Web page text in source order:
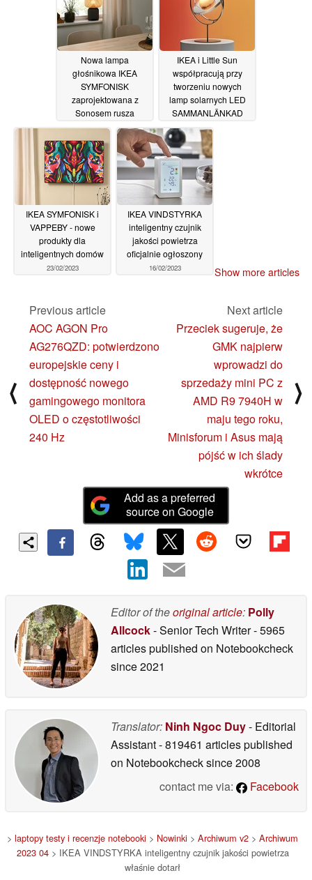
Nowa lampa
głośnikowa IKEA
SYMFONISK
zaprojektowana z
Sonosem rusza
30/03/2023
IKEA i Little Sun
współpracują przy
tworzeniu nowych
lamp solarnych LED
SAMMANLÄNKAD
30/03/2023
IKEA SYMFONISK i
VAPPEBY - nowe
produkty dla
inteligentnych domów
23/02/2023
IKEA VINDSTYRKA
inteligentny czujnik
jakości powietrza
oficjalnie ogłoszony
16/02/2023 Show more articles
⟨
Previous article
AOC AGON Pro
AG276QZD: potwierdzono
europejskie ceny i
dostępność nowego
gamingowego monitora
OLED o częstotliwości
240 Hz
Next article
Przeciek sugeruje, że
GMK najpierw
wprowadzi do
sprzedaży mini PC z
AMD R9 7940H w
maju tego roku,
Minisforum i Asus mają
pójść w ich ślady
wkrótce
⟩
Add as a preferred
source on Google
Editor of theoriginal article: Polly
Allcock- Senior Tech Writer- 5965
articles published on Notebookcheck
since 2021
Translator: Ninh Ngoc Duy- Editorial
Assistant- 819461 articles published
on Notebookchecksince 2008
contact me via:
Facebook
> laptopy testy i recenzje notebooki > Nowinki > Archiwum v2 > Archiwum
2023 04> IKEA VINDSTYRKA inteligentny czujnik jakości powietrza
właśnie dotarł